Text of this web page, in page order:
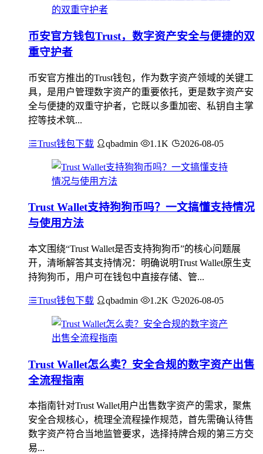
币安官方钱包Trust，数字资产安全与便捷的双
重守护者
币安官方推出的Trust钱包，作为数字资产领域的关键工
具，是用户管理数字资产的重要依托，更是数字资产安
全与便捷的双重守护者，它既以多重加密、私钥自主掌
控等技术筑...
Trust钱包下载 qbadmin 1.1K 2026-08-05
Trust Wallet支持狗狗币吗？一文搞懂支持情况
与使用方法
本文围绕“Trust Wallet是否支持狗狗币”的核心问题展
开，清晰解答其支持情况：明确说明Trust Wallet原生支
持狗狗币，用户可在钱包中直接存储、管...
Trust钱包下载 qbadmin 1.2K 2026-08-05
Trust Wallet怎么卖？安全合规的数字资产出售
全流程指南
本指南针对Trust Wallet用户出售数字资产的需求，聚焦
安全合规核心，梳理全流程操作规范，首先需确认待售
数字资产符合当地监管要求，选择持牌合规的第三方交
易...